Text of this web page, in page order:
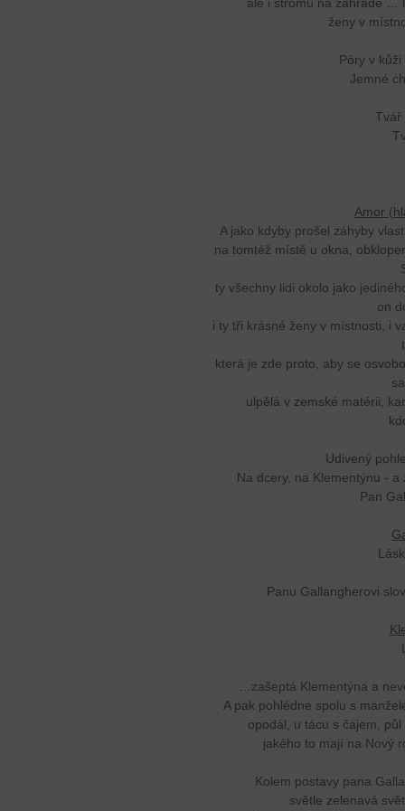
ženy v
Póry v
Jemné
Tvář
Amor
A jako kdyby prošel záhyby
na tomtéž místě u okna,
ty všechny lidi okolo jako
on
i ty tři krásné ženy v místnosti, i
která je zde proto, aby se
ulpělá v zemské matérii,
Udivený
Na dcery, na Klementýnu -
Pan
Panu Gallangherovi
…zašeptá Klementýna a
A pak pohlédne spolu s
opodál, u tácu s čajem,
jakého to mají na Nový
Kolem postavy pana
světle zelenavá